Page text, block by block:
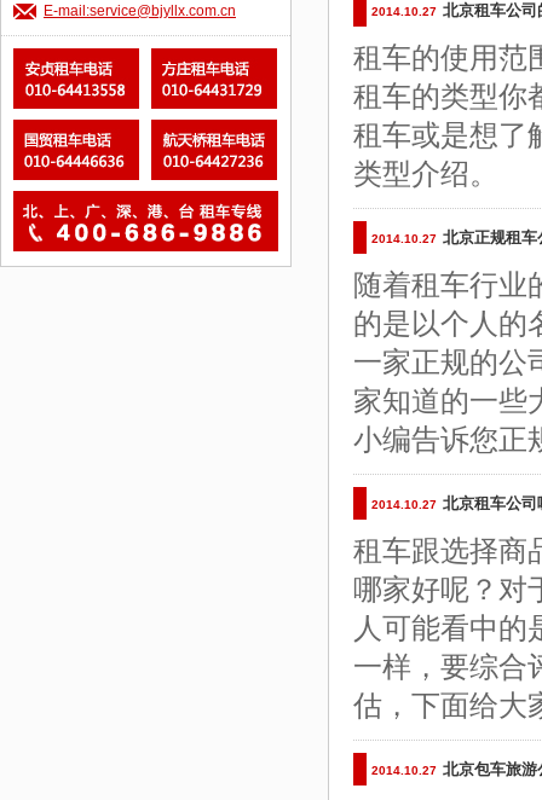
2014.10.27 北京租车公
租车的使用范
租车的类型你
租车或是想了
类型介绍。
2014.10.27 北京正规租
随着租车行业
的是以个人的
一家正规的公
家知道的一些
小编告诉您正
2014.10.27 北京租车公
租车跟选择商
哪家好呢？对
人可能看中的
一样，要综合
估，下面给大
2014.10.27 北京包车旅
E-mail:service@bjyllx.com.cn